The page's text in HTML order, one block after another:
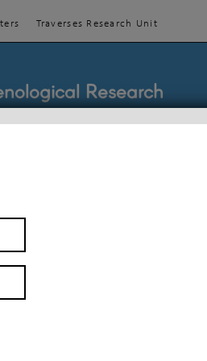
Traverses Research Unit
Research